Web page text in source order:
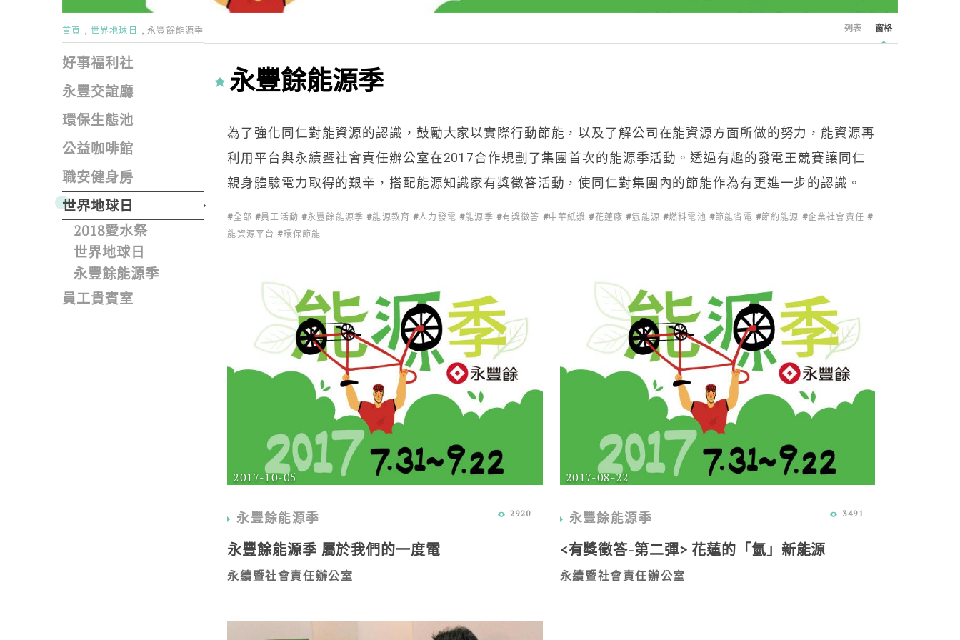
首頁 世界地球日 永豐餘能源季
好事福利社
永豐交誼廳
環保生態池
公益咖啡館
職安健身房
世界地球日
2018愛水祭
世界地球日
永豐餘能源季
員工貴賓室
列表 窗格
永豐餘能源季
為了強化同仁對能資源的認識，鼓勵大家以實際行動節能，以及了解公司在能資源方面所做的努力，能資源再
利用平台與永續暨社會責任辦公室在2017合作規劃了集團首次的能源季活動。透過有趣的發電王競賽讓同仁
親身體驗電力取得的艱辛，搭配能源知識家有獎徵答活動，使同仁對集團內的節能作為有更進一步的認識。
全部 員工活動 永豐餘能源季 能源教育 人力發電 能源季 有獎徵答 中華紙漿 花蓮廠 氫能源 燃料電池 節能省電 節約能源
企業社會責任
能資源平台
環保節能
2017-10-05
永豐餘能源季 2920
永豐餘能源季 屬於我們的一度電
永續暨社會責任辦公室
2017-08-22
永豐餘能源季 3491
<有獎徵答-第二彈> 花蓮的「氫」新能源
永續暨社會責任辦公室